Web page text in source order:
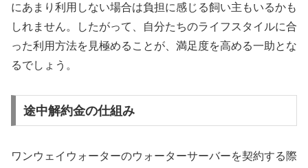
にあまり利用しない場合は負担に感じる飼い主もいるかも
しれません。したがって、自分たちのライフスタイルに合
った利用方法を見極めることが、満足度を高める一助とな
るでしょう。
途中解約金の仕組み
ワンウェイウォーターのウォーターサーバーを契約する際